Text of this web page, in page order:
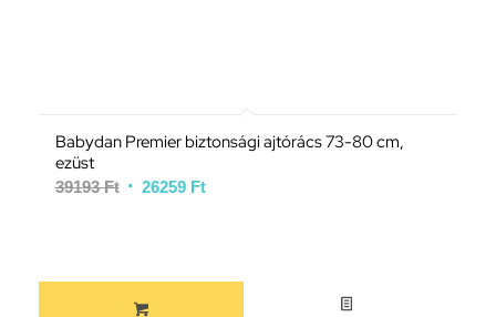
Babydan Premier biztonsági ajtórács 73-80 cm,
ezüst
39193Ft 26259 Ft